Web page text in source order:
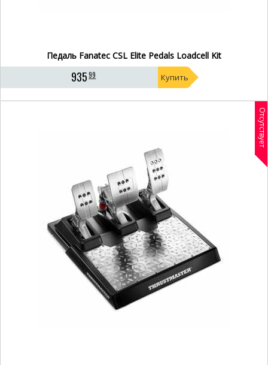
Педаль Fanatec CSL Elite Pedals Loadcell Kit
93599 Купить
Отсутствует